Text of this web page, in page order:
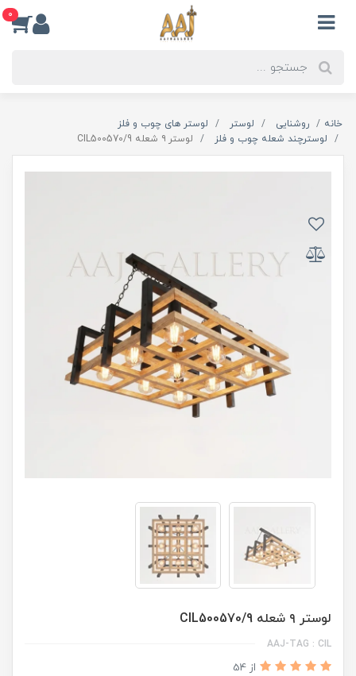
0
خانه روشنایی لوستر
لوستر های چوب و فلز
لوسترچند شعله چوب و فلز
لوستر ۹ شعله CIL500570/9
لوستر ۹ شعله CIL500570/9
AAJ-TAG : CIL
از 54